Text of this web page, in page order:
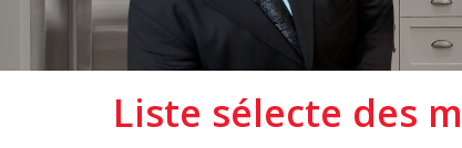
Liste sélecte des